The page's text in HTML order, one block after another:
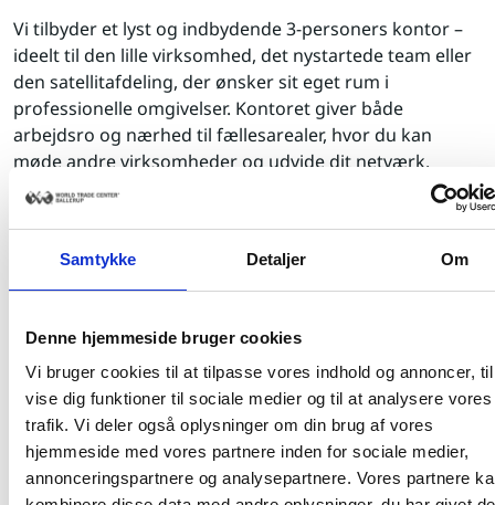
Samtykke Detaljer Om
Denne hjemmeside bruger cookies
Vi bruger cookies til at tilpasse vores indhold og annoncer,
vise dig funktioner til sociale medier og til at analysere vores
trafik. Vi deler også oplysninger om din brug af vores
hjemmeside med vores partnere inden for sociale medier,
annonceringspartnere og analysepartnere. Vores partnere
Vi tilbyder et lyst og indbydende 3-personers kontor –
ideelt til den lille virksomhed, det nystartede team eller
den satellitafdeling, der ønsker sit eget rum i
professionelle omgivelser. Kontoret giver både
arbejdsro og nærhed til fællesarealer, hvor du kan
møde andre virksomheder og udvide dit netværk.
Som lejer får I adgang til alle World Trade Center
Ballerups faciliteter:
Restaurant, møde-, og konferencefaciliteter
adresse
World Trade Center Ballerup rummer over 38.000 m² og
er placeret i et af Danmarks største erhvervsområder –
med optimal infrastruktur, gode parkeringsforhold og